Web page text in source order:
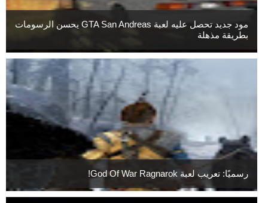
مود جديد تحصل عليه لعبة GTA San Andreas يحسن الرسومات
بطريقة مذهلة
رسميًا: تعريب لعبة God Of War Ragnarok!